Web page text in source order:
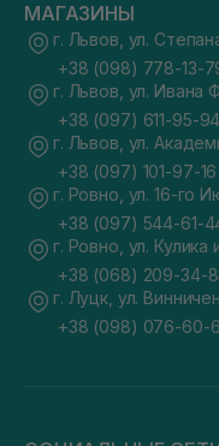
МАГАЗИНЫ
г. Львов, ул.
+38 (098) 778-13-
г. Львов, ул. Ивана
+38 (097) 611-95-94
г. Львов, ул.
+38 (097) 101-97-16
г. Ровно, ул. 16-го
+38 (097) 544-61-
г. Ровно, ул.
+38 (068) 209-34-
г. Луцк, ул.
+38 (098) 076-60-